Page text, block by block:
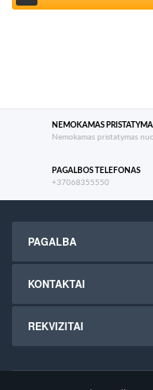
NEMOKAMAS
Nemokamas pristatymas
PAGALBOS TELEFONAS
+37068355550
PAGALBA
KONTAKTAI
REKVIZITAI